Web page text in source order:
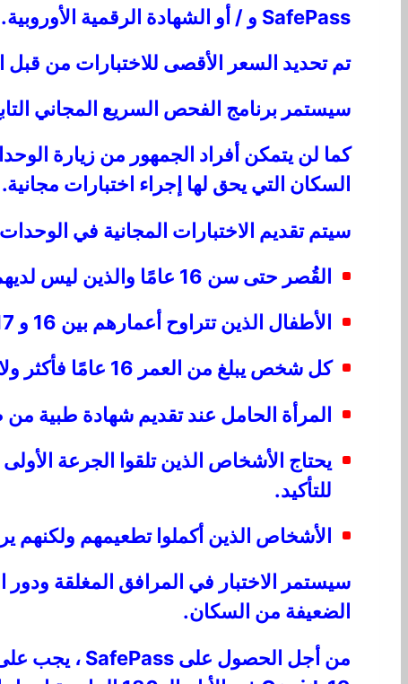
SafePass و / أو الشهادة الرقمية الأوروبية.
تم تحديد السعر الأقصى للاختبارات من قبل الخزانة
سيستمر برنامج الفحص السريع المجاني
كما لن يتمكن أفراد الجمهور من زيارة
السكان التي يحق لها إجراء اختبارات
سيتم تقديم الاختبارات المجانية في الوحدات
القُصر حتى سن 16 عامًا والذين ليس لديهم حاليًا خيار التطعيم ضد Covid-19.
الأطفال الذين تتراوح أعمارهم بين 16 و 17 عامًا الذين لا يوافق آباؤهم / أولياء أمورهم على تلقيحهم.
كل شخص يبلغ من العمر 16 عامًا فأكثر ولا يمكن تطعيمه لأسباب طبية ، عند تقديم شهادة طبية.
المرأة الحامل عند تقديم شهادة طبية
للتأكيد.
الأشخاص الذين أكملوا تطعيمهم ولكنهم
سيستمر الاختبار في المرافق المغلقة ودور
الضعيفة من السكان.